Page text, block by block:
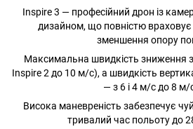
Inspire 3 — професійний дрон із
дизайном, що повністю
зменшення опору
Максимальна швидкість зниження
Inspire 2 до 10 м/с), а швидкість
— з 6 і 4 м/с до 8 м/
Висока маневреність забезпечує
тривалий час польоту до